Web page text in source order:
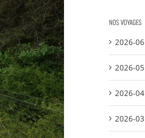
NOS VOYAGES
2026-06
2026-05
2026-
2026-